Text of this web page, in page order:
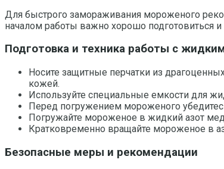
Для быстрого замораживания мороженого
началом работы важно хорошо подготовиться
Подготовка и техника работы с
Носите защитные перчатки из
кожей.
Используйте специальные емкости для
Перед погружением мороженого
Погружайте мороженое в жидкий азот
Кратковременно вращайте мороженое в
Безопасные меры и рекомендации